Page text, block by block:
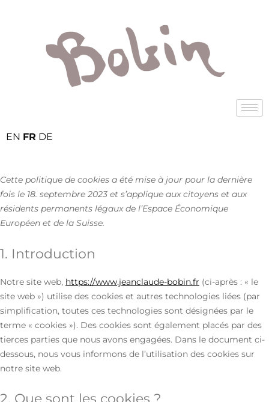
EN FR DE
Cette politique de cookies a été mise à jour pour la dernière
fois le 18. septembre 2023 et s’applique aux citoyens et aux
résidents permanents légaux de l’Espace Économique
Européen et de la Suisse.
1. Introduction
Notre site web, https://www.jeanclaude-bobin.fr (ci-après : « le
site web ») utilise des cookies et autres technologies liées (par
simplification, toutes ces technologies sont désignées par le
terme « cookies »). Des cookies sont également placés par des
tierces parties que nous avons engagées. Dans le document ci-
dessous, nous vous informons de l’utilisation des cookies sur
notre site web.
2. Que sont les cookies ?